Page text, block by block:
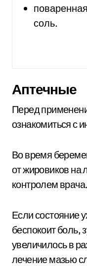
поваренная
соль.
Аптечные
Перед
ознакомиться с
Во время
от жировиков на
контролем врача.
Если состояние
беспокоит боль,
увеличилось в
лечение мазью